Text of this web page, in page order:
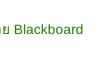
Blackboard